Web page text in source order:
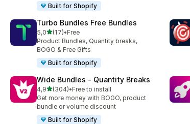
Built for Shopify
Turbo Bundles Free Bundles
5,0av 5 stjerner
(17)
Totalt 17 omtaler
•Free
Product Bundles, Quantity breaks,
BOGO & Free Gifts
Built for Shopify
Wide Bundles ‑ Quantity Breaks
4,9av 5 stjerner
(304)
Totalt 304 omtaler
•Free to install
Get more money with BOGO, product
bundle or volume discount
Built for Shopify